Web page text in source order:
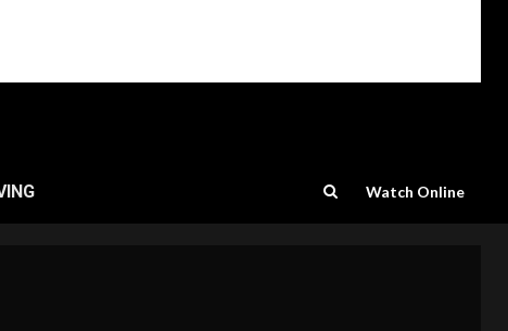
Watch Online